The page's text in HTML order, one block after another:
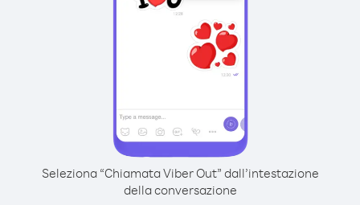
Seleziona “Chiamata Viber Out” dall’intestazione
della conversazione